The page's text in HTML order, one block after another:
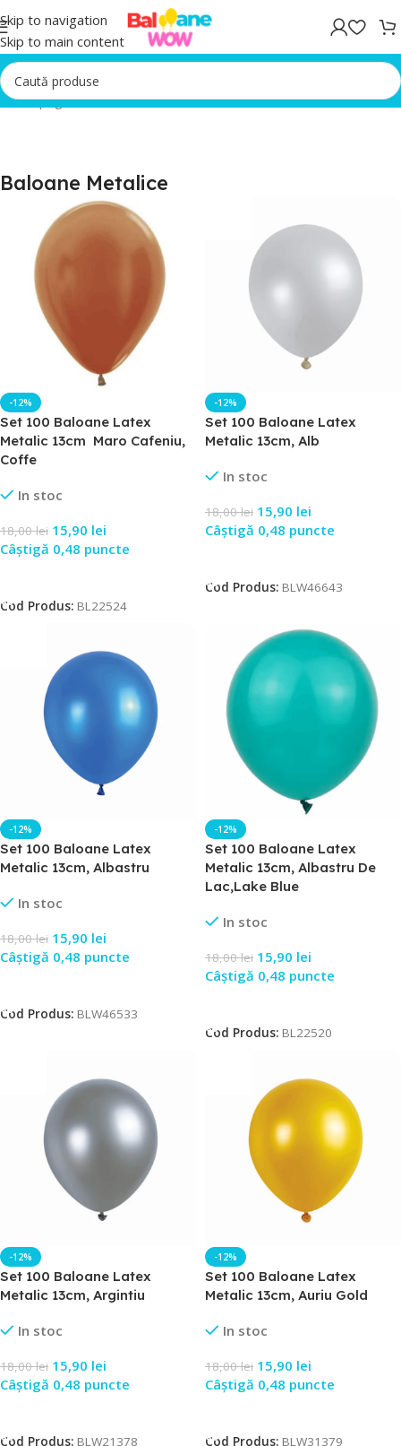
Skip to navigation
Skip to main content
Prima pagină/Baloane Metalice
Baloane Metalice
-12%
Set 100 Baloane Latex
Metalic 13cm Maro Cafeniu,
Coffe
In stoc
18,00lei 15,90 lei
Câștigă 0,48 puncte
Cod Produs: BL22524
-12%
Set 100 Baloane Latex
Metalic 13cm, Alb
In stoc
18,00lei 15,90 lei
Câștigă 0,48 puncte
Cod Produs: BLW46643
-12%
Set 100 Baloane Latex
Metalic 13cm, Albastru
In stoc
18,00lei 15,90 lei
Câștigă 0,48 puncte
Cod Produs: BLW46533
-12%
Set 100 Baloane Latex
Metalic 13cm, Albastru De
Lac,Lake Blue
In stoc
18,00lei 15,90 lei
Câștigă 0,48 puncte
Cod Produs: BL22520
-12%
Set 100 Baloane Latex
Metalic 13cm, Argintiu
In stoc
18,00lei 15,90 lei
Câștigă 0,48 puncte
Cod Produs: BLW21378
-12%
Set 100 Baloane Latex
Metalic 13cm, Auriu Gold
In stoc
18,00lei 15,90 lei
Câștigă 0,48 puncte
Cod Produs: BLW31379